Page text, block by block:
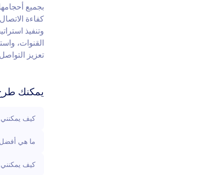
بجميع
كفاءة
وتنفيذ
القنوات،
تعزيز
يمكنك
كيف يمكنني
ما هي أفضل
كيف يمكنني